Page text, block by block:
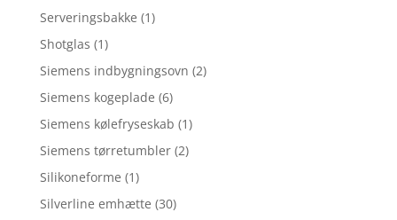
Serveringsbakke (1)
Shotglas (1)
Siemens indbygningsovn (2)
Siemens kogeplade (6)
Siemens kølefryseskab (1)
Siemens tørretumbler (2)
Silikoneforme (1)
Silverline emhætte (30)